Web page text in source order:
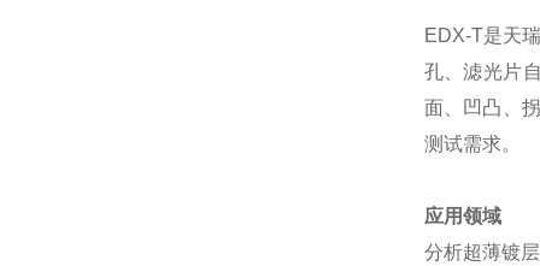
EDX-T是天
孔、滤光片
面、凹凸、
测试需求。
应用领域
分析超薄镀